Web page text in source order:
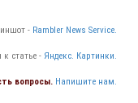
- Rambler News Service.
статье - Яндекс. Картинки.
вопросы. Напишите нам.